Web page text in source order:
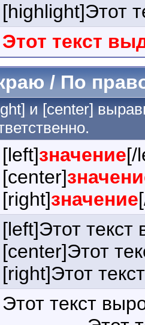
[highlight]Этот
Этот текст
/ По
и [center]
[left]значение[/
[center]
[right]значение
[left]Этот
[center]Этот
[right]Этот
Этот текст